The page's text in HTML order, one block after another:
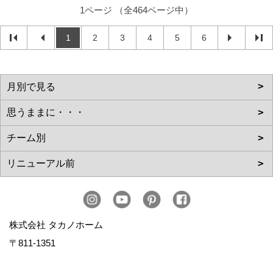
1ページ （全464ページ中）
1 2 3 4 5 6
株式会社 タカノホーム
〒811-1351